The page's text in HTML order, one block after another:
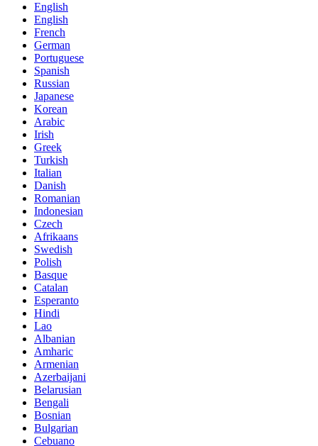
English
English
French
German
Portuguese
Spanish
Russian
Japanese
Korean
Arabic
Irish
Greek
Turkish
Italian
Danish
Romanian
Indonesian
Czech
Afrikaans
Swedish
Polish
Basque
Catalan
Esperanto
Hindi
Lao
Albanian
Amharic
Armenian
Azerbaijani
Belarusian
Bengali
Bosnian
Bulgarian
Cebuano